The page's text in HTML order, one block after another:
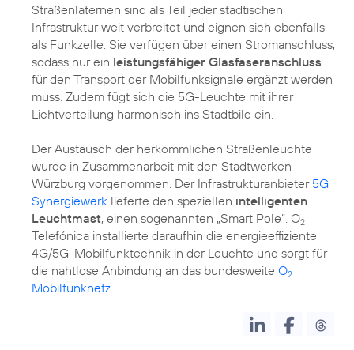
Straßenlaternen sind als Teil jeder städtischen
Infrastruktur weit verbreitet und eignen sich ebenfalls
als Funkzelle. Sie verfügen über einen Stromanschluss,
sodass nur ein leistungsfähiger Glasfaseranschluss
für den Transport der Mobilfunksignale ergänzt werden
muss. Zudem fügt sich die 5G-Leuchte mit ihrer
Lichtverteilung harmonisch ins Stadtbild ein.
Der Austausch der herkömmlichen Straßenleuchte
wurde in Zusammenarbeit mit den Stadtwerken
Würzburg vorgenommen. Der Infrastrukturanbieter 5G
Synergiewerk lieferte den speziellen intelligenten
Leuchtmast, einen sogenannten „Smart Pole“. O2
Telefónica installierte daraufhin die energieeffiziente
4G/5G-Mobilfunktechnik in der Leuchte und sorgt für
die nahtlose Anbindung an das bundesweite O2
Mobilfunknetz